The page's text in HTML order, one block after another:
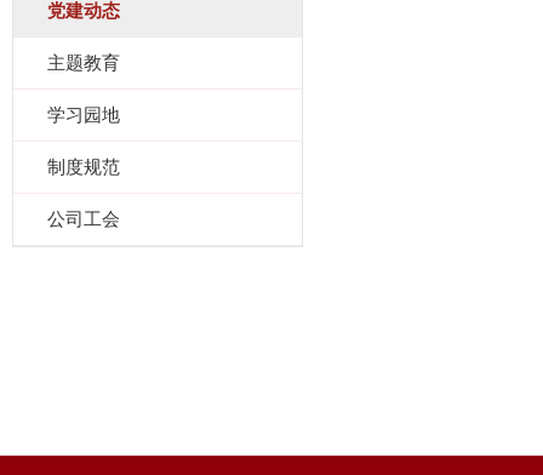
党建动态
主题教育
学习园地
制度规范
公司工会